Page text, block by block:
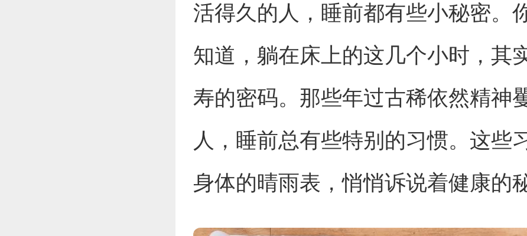
活得久的人，睡前都有些小秘密。
知道，躺在床上的这几个小时，其
寿的密码。那些年过古稀依然精神
人，睡前总有些特别的习惯。这些
身体的晴雨表，悄悄诉说着健康的